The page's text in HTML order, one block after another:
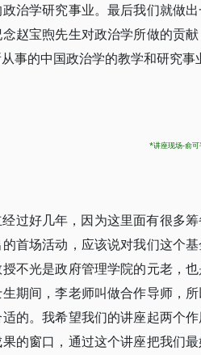
治学研究事业。最后我们就做
赵宝煦先生对政治学所做的贡
事的中国政治学的教学和研究事
*讲座现场-俞可
过好几年，因为这里面有很多
首场活动，应该说对我们这个
不光是政府管理学院的元老，
期间，李老师叫做合作导师，
的。我希望我们的讲座起两个
的窗口，通过这个讲座把我们